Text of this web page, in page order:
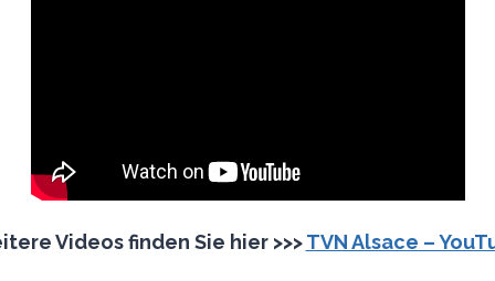
Videos finden Sie hier >>> TVN Alsace –